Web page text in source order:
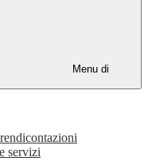
Menu di
servizi